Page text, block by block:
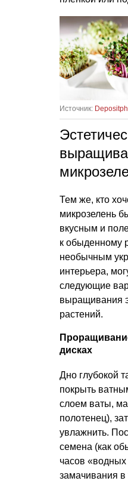
Источник:
Тем же, кто
микрозелень
вкусным и
к обыденному
необычным
интерьера,
следующие
выращивания
растений.
дисках
Дно глубокой
покрыть
слоем ваты,
полотенец),
увлажнить.
семена (как
часов
замачивания в